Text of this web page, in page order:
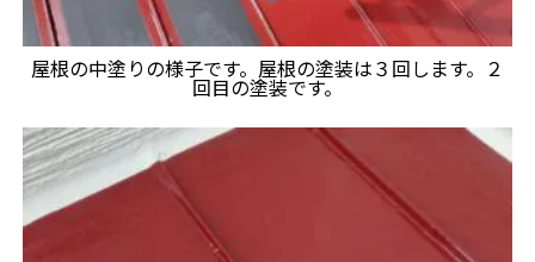
屋根の中塗りの様子です。屋根の塗装は３回します。２
回目の塗装です。